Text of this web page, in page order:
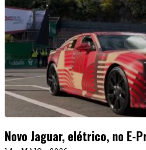
Novo Jaguar, elétrico, no E-